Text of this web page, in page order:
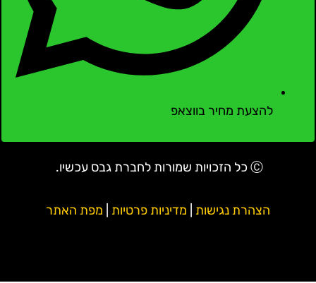
להצעת מחיר בווצאפ
Ⓒ כל הזכויות שמורות לחברת גבס עכשיו.
הצהרת נגישות| מדיניות פרטיות| מפת האתר